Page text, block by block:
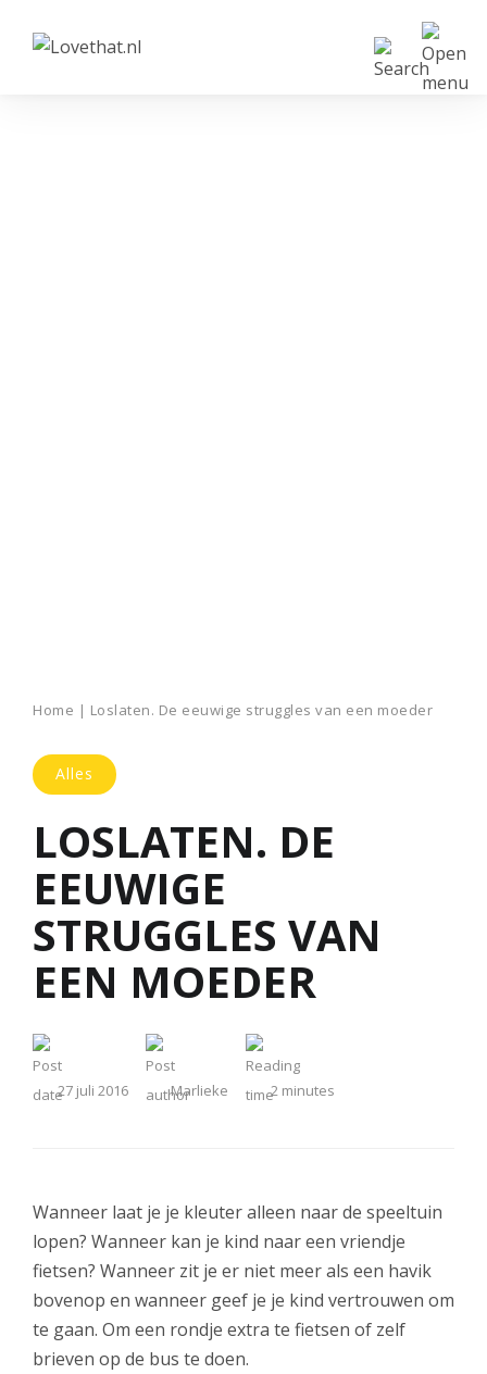
Home | Loslaten. De eeuwige struggles van een moeder
Alles
LOSLATEN. DE
EEUWIGE
STRUGGLES VAN
EEN MOEDER
27 juli 2016 Marlieke 2 minutes
Wanneer laat je je kleuter alleen naar de speeltuin
lopen? Wanneer kan je kind naar een vriendje
fietsen? Wanneer zit je er niet meer als een havik
bovenop en wanneer geef je je kind vertrouwen om
te gaan. Om een rondje extra te fietsen of zelf
brieven op de bus te doen.